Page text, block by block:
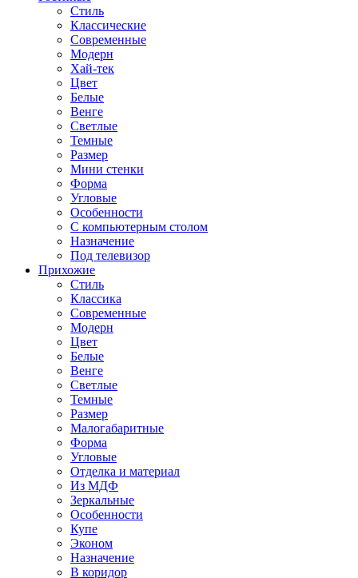
Стиль
Классические
Современные
Модерн
Хай-тек
Цвет
Белые
Венге
Светлые
Темные
Размер
Мини стенки
Форма
Угловые
Особенности
С компьютерным столом
Назначение
Под телевизор
Прихожие
Стиль
Классика
Современные
Модерн
Цвет
Белые
Венге
Светлые
Темные
Размер
Малогабаритные
Форма
Угловые
Отделка и материал
Из МДФ
Зеркальные
Особенности
Купе
Эконом
Назначение
В коридор